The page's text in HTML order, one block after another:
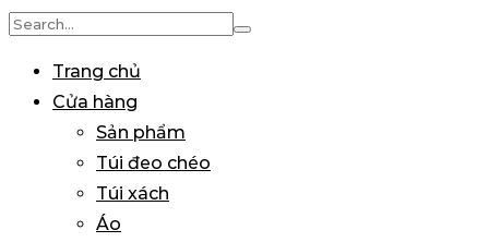
Search
Trang chủ
Cửa hàng
Sản phẩm
Túi đeo chéo
Túi xách
Áo